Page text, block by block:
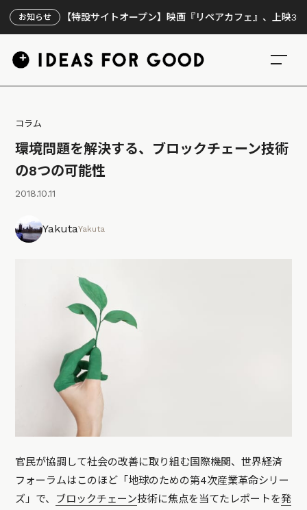
お知らせ
【特設サイトオープン】映画『リペアカフェ』、上映300回の先で
コラム
環境問題を解決する、ブロックチェーン技術
の8つの可能性
2018.10.11
YakutaYakuta
官民が協調して社会の改善に取り組む国際機関、世界経済
フォーラムはこのほど「地球のための第4次産業革命シリー
ズ」で、 ブロックチェーン技術に焦点を当てたレポートを発